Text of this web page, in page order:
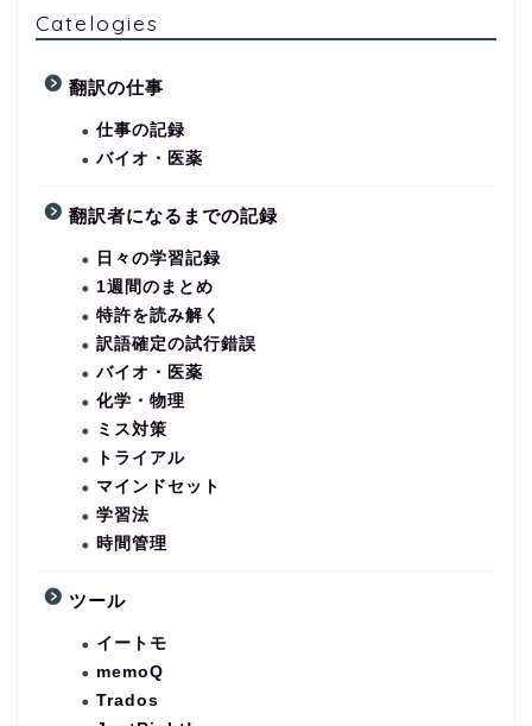
Catelogies
翻訳の仕事
仕事の記録
バイオ・医薬
翻訳者になるまでの記録
日々の学習記録
1週間のまとめ
特許を読み解く
訳語確定の試行錯誤
バイオ・医薬
化学・物理
ミス対策
トライアル
マインドセット
学習法
時間管理
ツール
イートモ
memoQ
Trados